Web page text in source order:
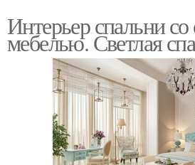
Интерьер спальни со
мебелью. Светлая